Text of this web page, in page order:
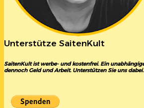
Unterstütze SaitenKult
SaitenKult ist werbe- und kostenfrei. Ein
dennoch Geld und Arbeit. Unterstützen Sie uns dabei.